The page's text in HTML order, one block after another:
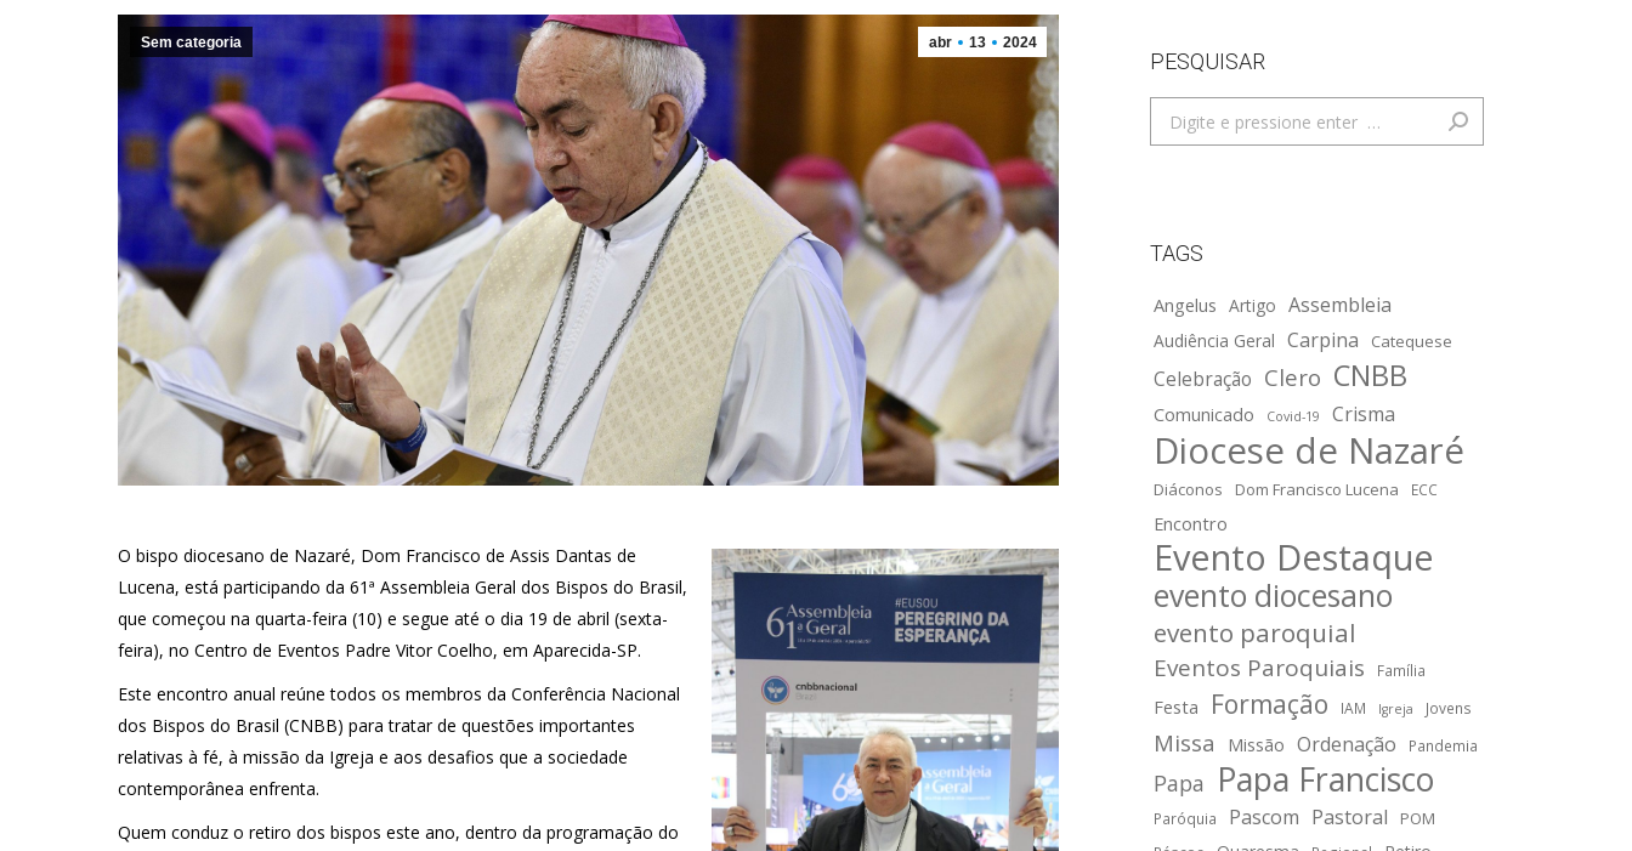
abr 13 2024
Sem categoria
O bispo diocesano de Nazaré, Dom Francisco de Assis Dantas de
Lucena, está participando da 61ª Assembleia Geral dos Bispos do Brasil,
que começou na quarta-feira (10) e segue até o dia 19 de abril (sexta-
feira), no Centro de Eventos Padre Vitor Coelho, em Aparecida-SP.
Este encontro anual reúne todos os membros da Conferência Nacional
dos Bispos do Brasil (CNBB) para tratar de questões importantes
relativas à fé, à missão da Igreja e aos desafios que a sociedade
contemporânea enfrenta.
Quem conduz o retiro dos bispos este ano, dentro da programação do
PESQUISAR
Search:
TAGS
Angelus Artigo Assembleia
Audiência Geral Carpina Catequese
Celebração Clero CNBB
Comunicado Covid-19 Crisma
Diocese de Nazaré
Diáconos Dom Francisco Lucena ECC
Encontro
Evento Destaque
evento diocesano
evento paroquial
Eventos Paroquiais Família
Festa Formação IAM Igreja Jovens
Missa Missão Ordenação Pandemia
Papa Papa Francisco
Paróquia Pascom Pastoral POM